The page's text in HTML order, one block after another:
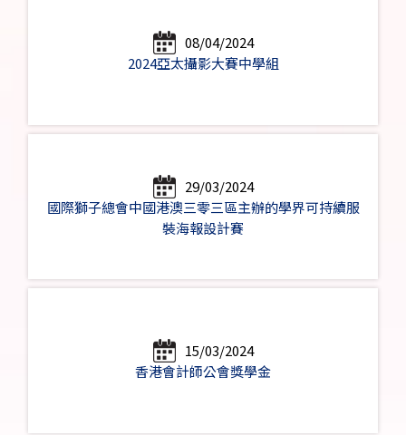
08/04/2024
2024亞太攝影大賽中學組
29/03/2024
國際獅子總會中國港澳三零三區主辦的學界可持續服
裝海報設計賽
15/03/2024
香港會計師公會獎學金